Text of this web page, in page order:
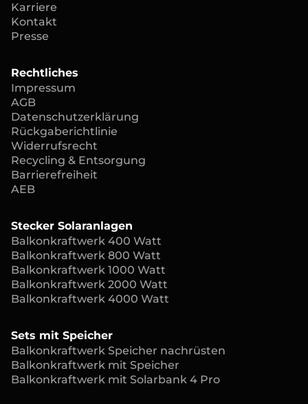
Karriere
Kontakt
Presse
Rechtliches
Impressum
AGB
Datenschutzerklärung
Rückgaberichtlinie
Widerrufsrecht
Recycling & Entsorgung
Barrierefreiheit
AEB
Stecker Solaranlagen
Balkonkraftwerk 400 Watt
Balkonkraftwerk 800 Watt
Balkonkraftwerk 1000 Watt
Balkonkraftwerk 2000 Watt
Balkonkraftwerk 4000 Watt
Sets mit Speicher
Balkonkraftwerk Speicher nachrüsten
Balkonkraftwerk mit Speicher
Balkonkraftwerk mit Solarbank 4 Pro